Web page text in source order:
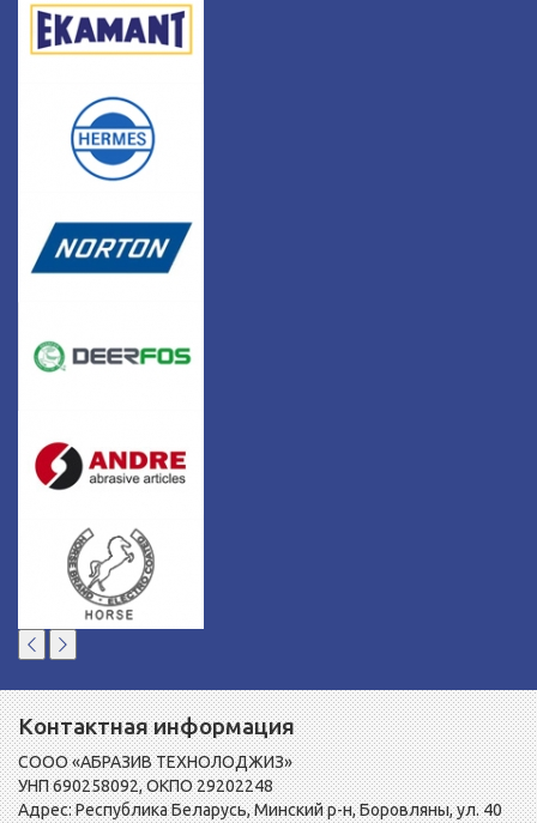
Контактная информация
СООО «АБРАЗИВ ТЕХНОЛОДЖИЗ»
УНП 690258092, ОКПО 29202248
Адрес: Республика Беларусь, Минский р-н, Боровляны, ул. 40